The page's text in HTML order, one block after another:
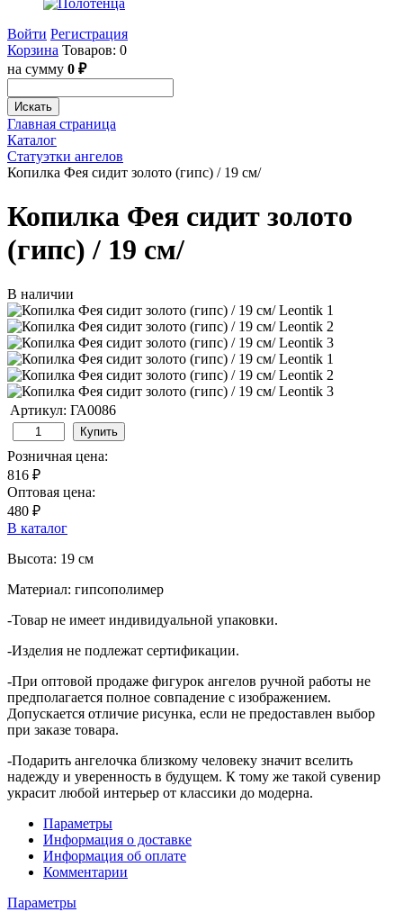
Войти Регистрация
Корзина Товаров: 0
на сумму 0 ₽
Искать
Главная страница
Каталог
Статуэтки ангелов
Копилка Фея сидит золото (гипс) / 19 см/
Копилка Фея сидит золото
(гипс) / 19 см/
В наличии
Артикул: ГА0086
Купить
Розничная цена:
816 ₽
Оптовая цена:
480 ₽
В каталог
Высота: 19 см
Материал: гипсополимер
-Товар не имеет индивидуальной упаковки.
-Изделия не подлежат сертификации.
-При оптовой продаже фигурок ангелов ручной работы не
предполагается полное совпадение с изображением.
Допускается отличие рисунка, если не предоставлен выбор
при заказе товара.
-Подарить ангелочка близкому человеку значит вселить
надежду и уверенность в будущем. К тому же такой сувенир
украсит любой интерьер от классики до модерна.
Параметры
Информация о доставке
Информация об оплате
Комментарии
Параметры